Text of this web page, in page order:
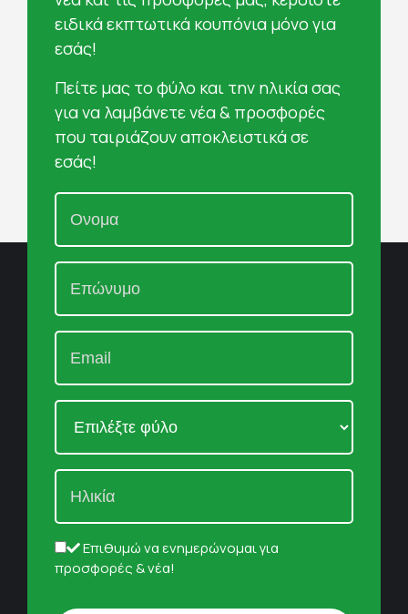
ειδικά εκπτωτικά κουπόνια μόνο για
εσάς!
Πείτε μας το φύλο και την ηλικία σας
για να λαμβάνετε νέα & προσφορές
που ταιριάζουν αποκλειστικά σε
εσάς!
Επιθυμώ να ενημερώνομαι για
προσφορές & νέα!